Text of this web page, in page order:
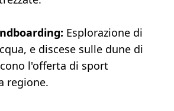
Esplorazione di
e discese sulle dune di
l'offerta di sport
regione.